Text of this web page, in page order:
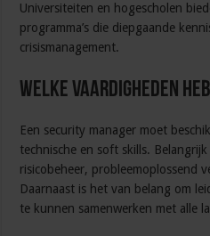
Universiteiten en hogescholen
programma’s die diepgaande
crisismanagement.
Welke vaardigheden
Een security manager moet
technische en soft skills.
risicobeheer, probleemoplossend
Daarnaast is het van belang om
te kunnen samenwerken met alle